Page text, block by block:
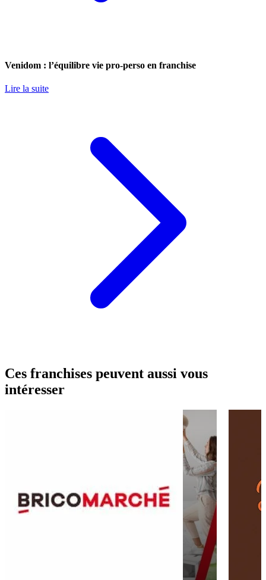
Venidom : l’équilibre vie pro-perso en franchise
Lire la suite
Ces franchises peuvent aussi vous
intéresser